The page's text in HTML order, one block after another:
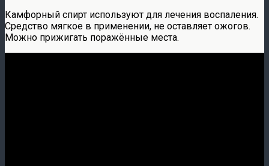
Камфорный спирт используют для лечения воспаления.
Средство мягкое в применении, не оставляет ожогов.
Можно прижигать поражённые места.